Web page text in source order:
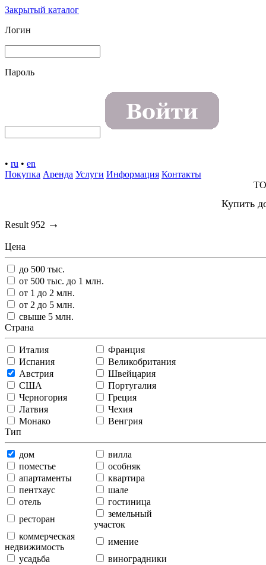
Закрытый каталог
Логин
Пароль
• ru • en
Покупка Аренда Услуги Информация Контакты
Купить
Result 952 →
Цена
до 500 тыс.
от 500 тыс. до 1 млн.
от 1 до 2 млн.
от 2 до 5 млн.
свыше 5 млн.
Страна
Италия
Франция
Испания
Великобритания
Австрия
Швейцария
США
Португалия
Черногория
Греция
Латвия
Чехия
Монако
Венгрия
Тип
дом
вилла
поместье
особняк
апартаменты
квартира
пентхаус
шале
отель
гостиница
ресторан
земельный
участок
коммерческая
недвижимость
имение
усадьба
виноградники